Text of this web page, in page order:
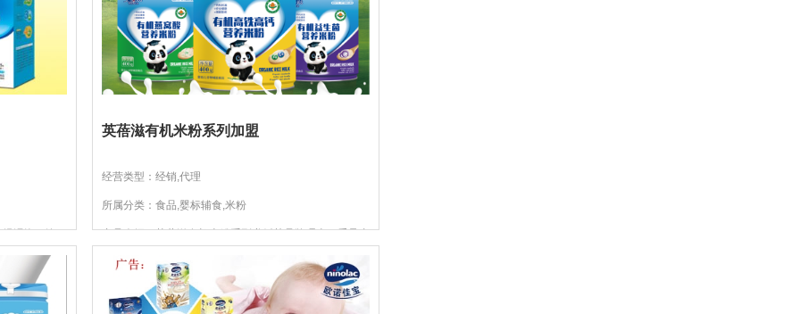
浸泡、汽
英蓓滋有机米粉系列加盟
经营类型：经销,代理
所属分类：食品,婴标辅食,米粉
产品介绍：英蓓滋有机米粉系列遵循其品牌理念，秉承尖
到对宝宝负责，让妈妈放心！...